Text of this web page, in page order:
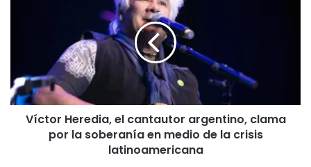
por
la
soberanía
Víctor Heredia, el cantautor argentino, clama
por la soberanía en medio de la crisis
latinoamericana